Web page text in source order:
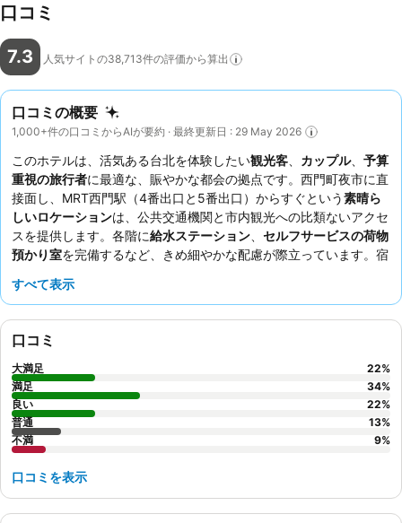
口コミ
7.3 人気サイトの38,713件の評価から算出
口コミの概要
1,000+件の口コミからAIが要約 · 最終更新日 : 29 May 2026
このホテルは、活気ある台北を体験したい観光客 カップル、 予算
重視の旅行者に最適な、賑やかな都会の拠点です。西門町夜市に直
接面し、MRT西門駅（4番出口と5番出口）からすぐという素晴ら
しいロケーションは、公共交通機関と市内観光への比類ないアクセ
スを提供します。各階に給水ステーション
セルフサービスの荷物
預かり室を完備するなど、きめ細やかな配慮が際立っています。宿
り揃えた種類豊富な
すべて表示
口コミ
大満足 22%
満足
34%
良い
22%
普通
13%
不満
9%
口コミを表示